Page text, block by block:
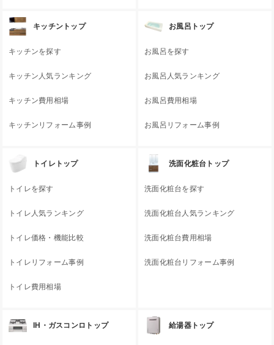
キッチントップ
キッチンを探す
キッチン人気ランキング
キッチン費用相場
キッチンリフォーム事例
お風呂トップ
お風呂を探す
お風呂人気ランキング
お風呂費用相場
お風呂リフォーム事例
トイレトップ
トイレを探す
トイレ人気ランキング
トイレ価格・機能比較
トイレリフォーム事例
トイレ費用相場
洗面化粧台トップ
洗面化粧台を探す
洗面化粧台人気ランキング
洗面化粧台費用相場
洗面化粧台リフォーム事例
IH・ガスコンロトップ 給湯器トップ